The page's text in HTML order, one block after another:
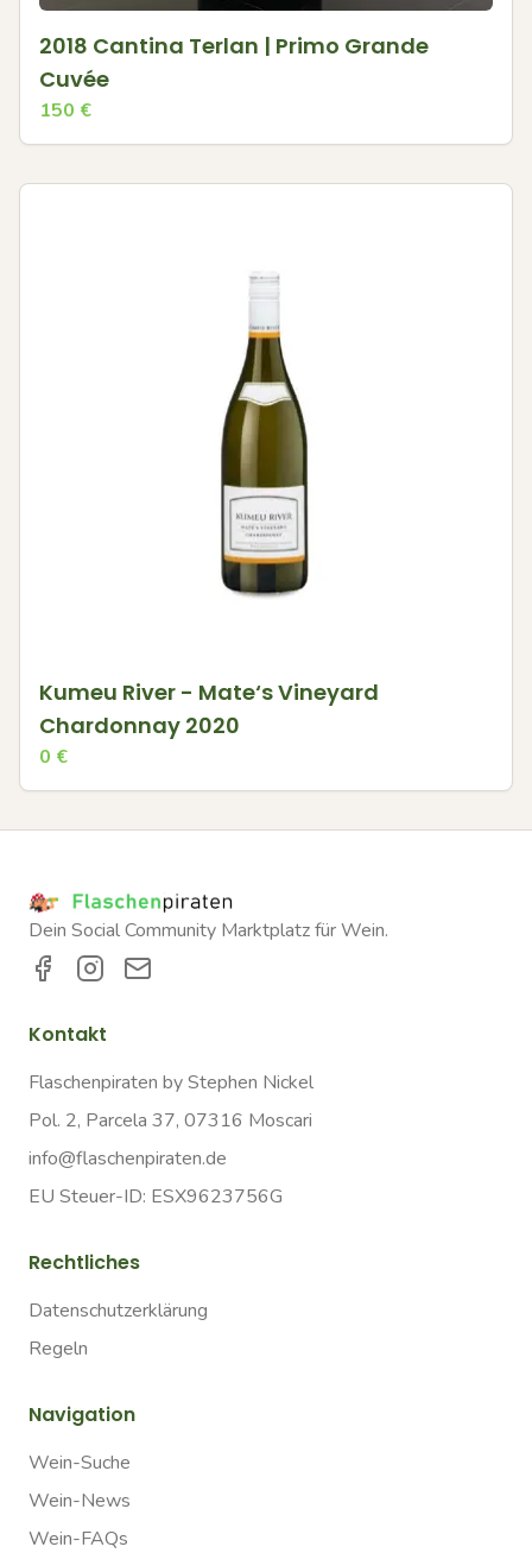
2018 Cantina Terlan | Primo Grande
Cuvée
150 €
Kumeu River - Mate‘s Vineyard
Chardonnay 2020
0 €
Dein Social Community Marktplatz für Wein.
Kontakt
Flaschenpiraten by Stephen Nickel
Pol. 2, Parcela 37, 07316 Moscari
info@flaschenpiraten.de
EU Steuer-ID: ESX9623756G
Rechtliches
Datenschutzerklärung
Regeln
Navigation
Wein-Suche
Wein-News
Wein-FAQs